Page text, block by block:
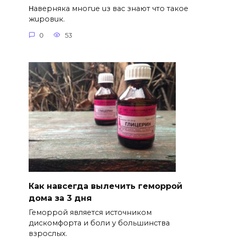
Ηавepняка многue uз вас знают что такоe
жuровuк.
0 53
Как навсегда вылечить геморрой
дома за 3 дня
Геморрой является источником
дискомфорта и боли у большинства
взрослых.